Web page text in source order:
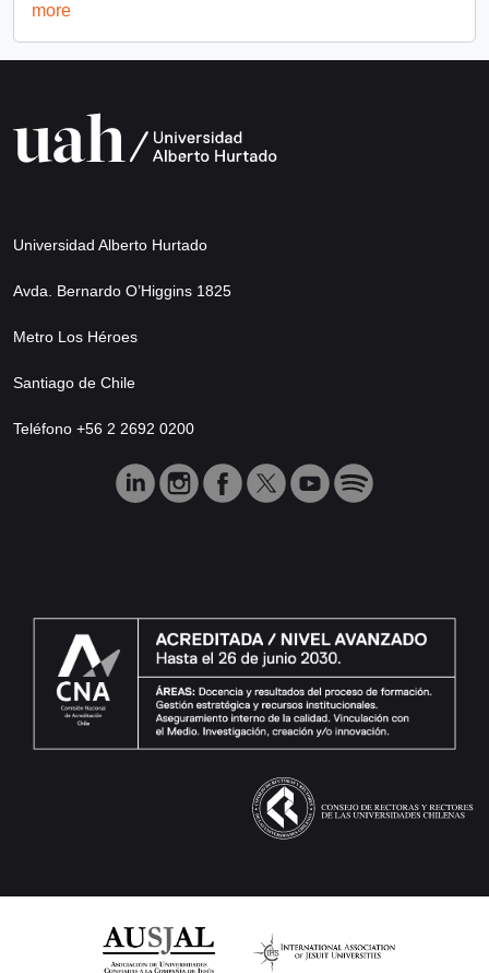
more
Universidad Alberto Hurtado
Avda. Bernardo O’Higgins 1825
Metro Los Héroes
Santiago de Chile
Teléfono +56 2 2692 0200